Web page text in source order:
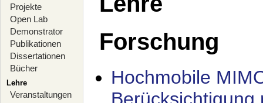
Projekte
Open Lab
Demonstrator
Publikationen
Dissertationen
Bücher
Lehre
Veranstaltungen
Forschung
Hochmobile